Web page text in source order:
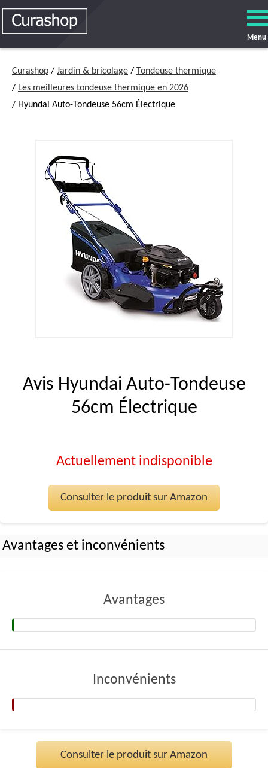
Menu
Curashop / Jardin & bricolage /
Tondeuse thermique
/ Les meilleures tondeuse thermique en 2026
/ Hyundai Auto-Tondeuse 56cm Électrique
Avis Hyundai Auto-Tondeuse
56cm Électrique
Actuellement indisponible
Consulter le produit sur Amazon
Avantages et inconvénients
Avantages
Inconvénients
Consulter le produit sur Amazon